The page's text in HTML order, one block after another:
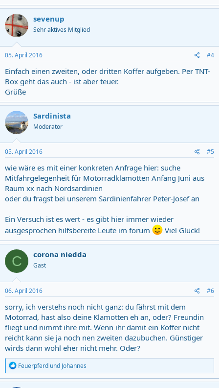
sevenup
Sehr aktives Mitglied
05. April 2016 #4
Einfach einen zweiten, oder dritten Koffer aufgeben. Per TNT-
Box geht das auch - ist aber teuer.
Grüße
Sardinista
Moderator
05. April 2016 #5
wie wäre es mit einer konkreten Anfrage hier: suche
Mitfahrgelegenheit für Motorradklamotten Anfang Juni aus
Raum xx nach Nordsardinien
oder du fragst bei unserem Sardinienfahrer Peter-Josef an
Ein Versuch ist es wert - es gibt hier immer wieder
ausgesprochen hilfsbereite Leute im forum
Viel Glück!
C corona niedda
Gast
06. April 2016 #6
sorry, ich verstehs noch nicht ganz: du fährst mit dem
Motorrad, hast also deine Klamotten eh an, oder? Freundin
fliegt und nimmt ihre mit. Wenn ihr damit ein Koffer nicht
reicht kann sie ja noch nen zweiten dazubuchen. Günstiger
wirds dann wohl eher nicht mehr. Oder?
R
e
a
Feuerpferd und Johannes